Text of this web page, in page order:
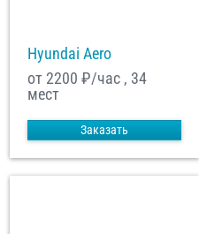
Hyundai Aero
от 2200 ₽/час , 34
мест
Заказать